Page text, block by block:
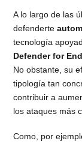
A lo largo de las
defenderte
tecnología
Defender for
No obstante, su
tipología tan
contribuir a
los ataques más
Como, por